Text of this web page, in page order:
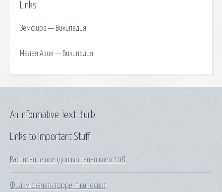
Links
Земфира — Википедия.
Малая Азия — Википедия.
Links to Important Stuff
Расписание поездов костанай киев 108
Фильм скачать торрент киносвит
An Informative Text Blurb